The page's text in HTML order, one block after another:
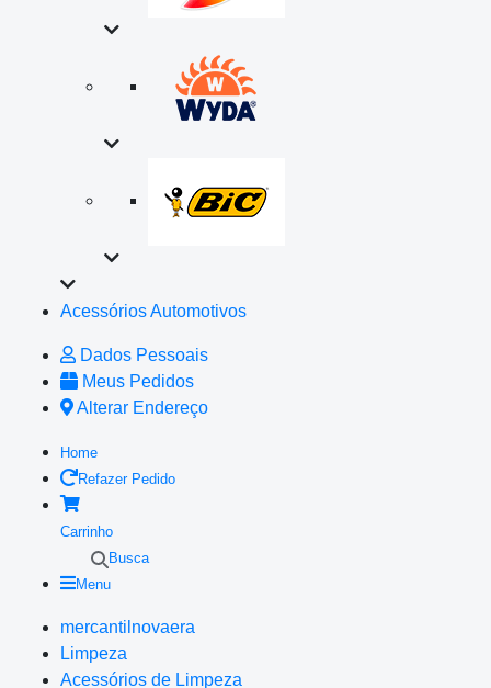
Acessórios Automotivos
Dados Pessoais
Meus Pedidos
Alterar Endereço
Home
Refazer Pedido
Carrinho
Busca
Menu
mercantilnovaera
Limpeza
Acessórios de Limpeza